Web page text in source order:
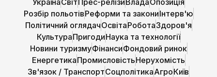
УкраїнаСвітПрес-релізиВладаОпозиція
Розбір польотівРеформи та закониІнтерв'ю
Політичний оглядачОсвітаРоботаЗдоров'я
КультураПригодиНаука та технології
Новини туризмуФінансиФондовий ринок
ЕнергетикаПромисловістьНерухомість
Зв'язок / ТранспортСоцполітикаАгроКиїв